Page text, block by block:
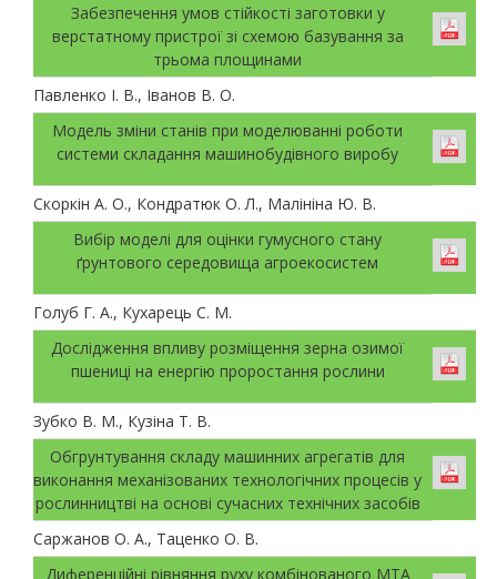
Забезпечення умов стійкості заготовки у
верстатному пристрої зі схемою базування за
трьома площинами
Павленко І. В., Іванов В. О.
Модель зміни станів при моделюванні роботи
системи складання машинобудівного виробу
Скоркін А. О., Кондратюк О. Л., Малініна Ю. В.
Вибір моделі для оцінки гумусного стану
ґрунтового середовища агроекосистем
Голуб Г. А., Кухарець С. М.
Дослідження впливу розміщення зерна озимої
пшениці на енергію проростання рослини
Зубко В. М., Кузіна Т. В.
Обгрунтування складу машинних агрегатів для
виконання механізованих технологічних процесів у
рослинництві на основі сучасних технічних засобів
Саржанов О. А., Таценко О. В.
Диференційні рівняння руху комбінованого МТА